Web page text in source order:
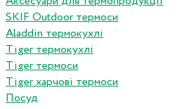
SKIF Outdoor термоси
Aladdin термокухлі
Tiger термокухлі
Tiger термоси
Tiger харчові термоси
Посуд